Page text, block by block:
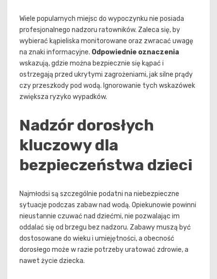
Wiele popularnych miejsc do wypoczynku nie posiada
profesjonalnego nadzoru ratowników. Zaleca się, by
wybierać kąpieliska monitorowane oraz zwracać uwagę
na znaki informacyjne. Odpowiednie oznaczenia
wskazują, gdzie można bezpiecznie się kąpać i
ostrzegają przed ukrytymi zagrożeniami, jak silne prądy
czy przeszkody pod wodą. Ignorowanie tych wskazówek
zwiększa ryzyko wypadków.
Nadzór dorosłych
kluczowy dla
bezpieczeństwa dzieci
Najmłodsi są szczególnie podatni na niebezpieczne
sytuacje podczas zabaw nad wodą. Opiekunowie powinni
nieustannie czuwać nad dziećmi, nie pozwalając im
oddalać się od brzegu bez nadzoru. Zabawy muszą być
dostosowane do wieku i umiejętności, a obecność
dorosłego może w razie potrzeby uratować zdrowie, a
nawet życie dziecka.